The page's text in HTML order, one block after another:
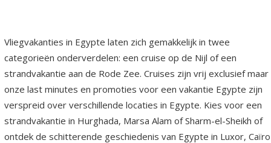
Vliegvakanties in Egypte laten zich gemakkelijk in twee
categorieën onderverdelen: een cruise op de Nijl of een
strandvakantie aan de Rode Zee. Cruises zijn vrij exclusief maar
onze last minutes en promoties voor een vakantie Egypte zijn
verspreid over verschillende locaties in Egypte. Kies voor een
strandvakantie in Hurghada, Marsa Alam of Sharm-el-Sheikh of
ontdek de schitterende geschiedenis van Egypte in Luxor, Caïro